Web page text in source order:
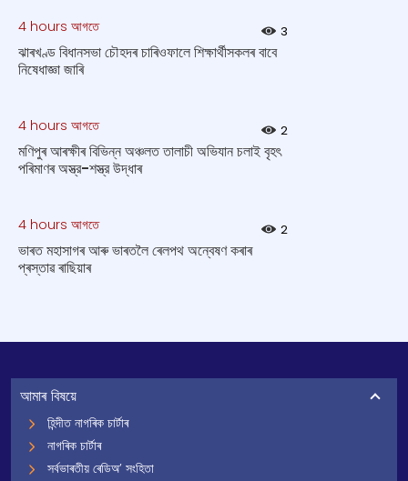
4 hours আগতে 3
ঝাৰখণ্ড বিধানসভা চৌহদৰ চাৰিওফালে শিক্ষার্থীসকলৰ বাবে
নিষেধাজ্ঞা জাৰি
4 hours আগতে 2
মণিপুৰ আৰক্ষীৰ বিভিন্ন অঞ্চলত তালাচী অভিযান চলাই বৃহৎ
পৰিমাণৰ অস্ত্র-শস্ত্র উদ্ধাৰ
4 hours আগতে 2
ভাৰত মহাসাগৰ আৰু ভাৰতলৈ ৰেলপথ অন্বেষণ কৰাৰ
প্ৰস্তাৱ ৰাছিয়াৰ
আমাৰ বিষয়ে
হিন্দীত নাগৰিক চাৰ্টাৰ
নাগৰিক চাৰ্টাৰ
সৰ্বভাৰতীয় ৰেডিঅ’ সংহিতা